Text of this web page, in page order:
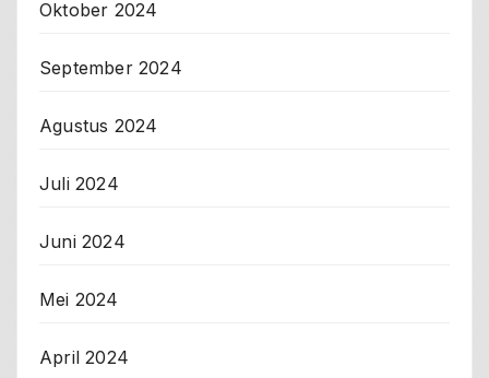
Oktober 2024
September 2024
Agustus 2024
Juli 2024
Juni 2024
Mei 2024
April 2024